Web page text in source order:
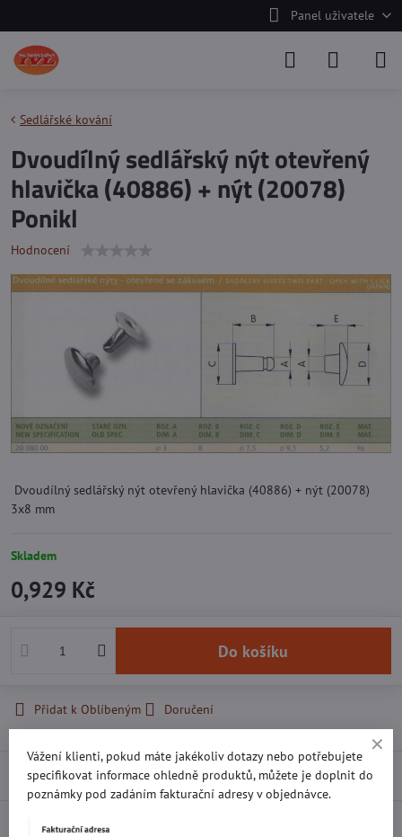
Panel uživatele
Sedlářské kování
Dvoudílný sedlářský nýt otevřený
hlavička (40886) + nýt (20078)
Ponikl
Hodnocení
Dvoudílný sedlářský nýt otevřený hlavička (40886) + nýt (20078)
3x8 mm
Skladem
0,929 Kč
Do košíku
Přidat k Oblíbeným Doručení
Recenze 0
Diskuse 0
Vážení klienti, pokud máte jakékoliv dotazy nebo potřebujete
specifikovat informace ohledně produktů, můžete je doplnit do
poznámky pod zadáním fakturační adresy v objednávce.